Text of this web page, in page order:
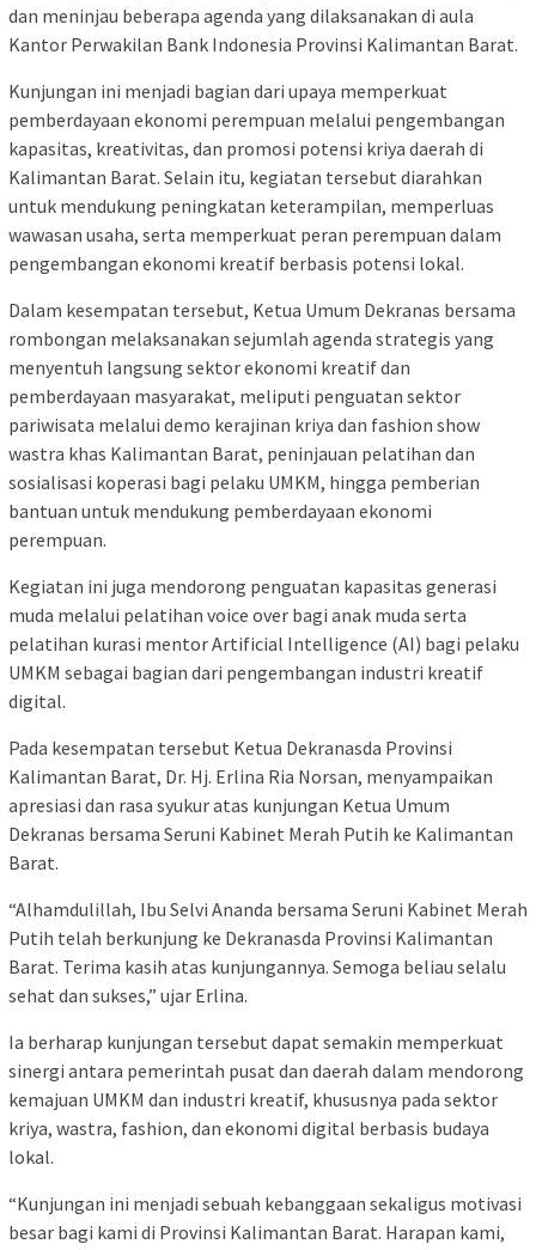
dan meninjau beberapa agenda yang dilaksanakan di aula
Kantor Perwakilan Bank Indonesia Provinsi Kalimantan Barat.
Kunjungan ini menjadi bagian dari upaya memperkuat
pemberdayaan ekonomi perempuan melalui pengembangan
kapasitas, kreativitas, dan promosi potensi kriya daerah di
Kalimantan Barat. Selain itu, kegiatan tersebut diarahkan
untuk mendukung peningkatan keterampilan, memperluas
wawasan usaha, serta memperkuat peran perempuan dalam
pengembangan ekonomi kreatif berbasis potensi lokal.
Dalam kesempatan tersebut, Ketua Umum Dekranas bersama
rombongan melaksanakan sejumlah agenda strategis yang
menyentuh langsung sektor ekonomi kreatif dan
pemberdayaan masyarakat, meliputi penguatan sektor
pariwisata melalui demo kerajinan kriya dan fashion show
wastra khas Kalimantan Barat, peninjauan pelatihan dan
sosialisasi koperasi bagi pelaku UMKM, hingga pemberian
bantuan untuk mendukung pemberdayaan ekonomi
perempuan.
Kegiatan ini juga mendorong penguatan kapasitas generasi
muda melalui pelatihan voice over bagi anak muda serta
pelatihan kurasi mentor Artificial Intelligence (AI) bagi pelaku
UMKM sebagai bagian dari pengembangan industri kreatif
digital.
Pada kesempatan tersebut Ketua Dekranasda Provinsi
Kalimantan Barat, Dr. Hj. Erlina Ria Norsan, menyampaikan
apresiasi dan rasa syukur atas kunjungan Ketua Umum
Dekranas bersama Seruni Kabinet Merah Putih ke Kalimantan
Barat.
“Alhamdulillah, Ibu Selvi Ananda bersama Seruni Kabinet Merah
Putih telah berkunjung ke Dekranasda Provinsi Kalimantan
Barat. Terima kasih atas kunjungannya. Semoga beliau selalu
sehat dan sukses,” ujar Erlina.
Ia berharap kunjungan tersebut dapat semakin memperkuat
sinergi antara pemerintah pusat dan daerah dalam mendorong
kemajuan UMKM dan industri kreatif, khususnya pada sektor
kriya, wastra, fashion, dan ekonomi digital berbasis budaya
lokal.
“Kunjungan ini menjadi sebuah kebanggaan sekaligus motivasi
besar bagi kami di Provinsi Kalimantan Barat. Harapan kami,